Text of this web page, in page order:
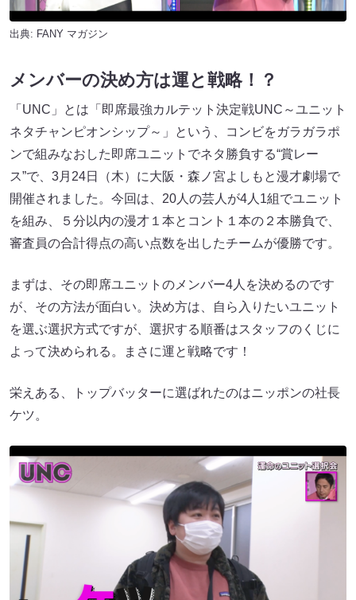
出典: FANY マガジン
メンバーの決め方は運と戦略！？
「UNC」とは「即席最強カルテット決定戦UNC～ユニット
ネタチャンピオンシップ～」という、コンビをガラガラポ
ンで組みなおした即席ユニットでネタ勝負する“賞レー
ス”で、3月24日（木）に大阪・森ノ宮よしもと漫才劇場で
開催されました。今回は、20人の芸人が4人1組でユニット
を組み、５分以内の漫才１本とコント１本の２本勝負で、
審査員の合計得点の高い点数を出したチームが優勝です。
まずは、その即席ユニットのメンバー4人を決めるのです
が、その方法が面白い。決め方は、自ら入りたいユニット
を選ぶ選択方式ですが、選択する順番はスタッフのくじに
よって決められる。まさに運と戦略です！
栄えある、トップバッターに選ばれたのはニッポンの社長
ケツ。